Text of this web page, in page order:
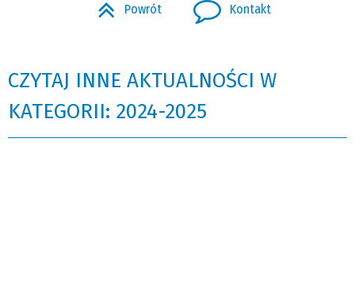
Powrót Kontakt
CZYTAJ INNE AKTUALNOŚCI W
KATEGORII: 2024-2025